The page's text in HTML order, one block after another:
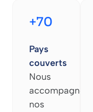
+70
Pays
couverts
Nous
accompagnons
nos